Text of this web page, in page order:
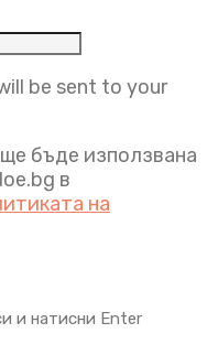
be sent to your
бъде използвана
в
на
и натисни Enter